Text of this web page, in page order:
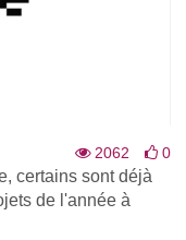
2062 0
certains sont déjà
de l'année à